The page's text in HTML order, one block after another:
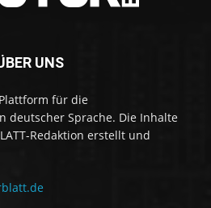
UNS
für die
deutscher Sprache. Die Inhalte
Redaktion erstellt und